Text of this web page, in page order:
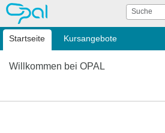
OPAL Suche
Startseite Kursangebote
Willkommen bei OPAL